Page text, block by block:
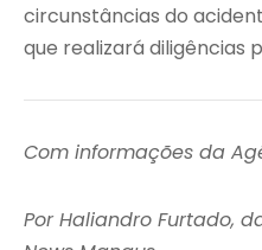
circunstâncias do
que realizará diligências
Com informações da
Por Haliandro Furtado,